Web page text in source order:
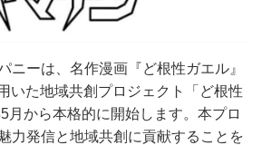
ニーは、名作漫画『ど根性ガエル』
いた地域共創プロジェクト「ど根性
月から本格的に開始します。本プロ
力発信と地域共創に貢献することを